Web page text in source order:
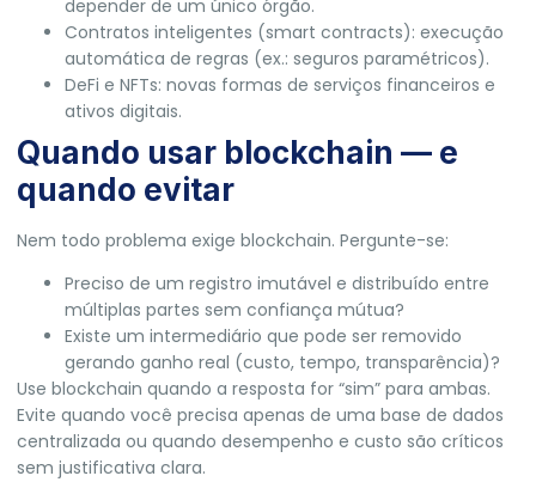
depender de um único órgão.
Contratos inteligentes (smart contracts): execução
automática de regras (ex.: seguros paramétricos).
DeFi e NFTs: novas formas de serviços financeiros e
ativos digitais.
Quando usar blockchain — e
quando evitar
Nem todo problema exige blockchain. Pergunte-se:
Preciso de um registro imutável e distribuído entre
múltiplas partes sem confiança mútua?
Existe um intermediário que pode ser removido
gerando ganho real (custo, tempo, transparência)?
Use blockchain quando a resposta for “sim” para ambas.
Evite quando você precisa apenas de uma base de dados
centralizada ou quando desempenho e custo são críticos
sem justificativa clara.